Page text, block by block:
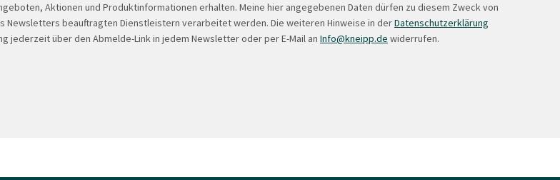
Aktionen und Produktinformationen erhalten. Meine hier angegebenen Daten dürfen zu diesem Zweck von
Newsletters beauftragten Dienstleistern verarbeitet werden. Die weiteren Hinweise in derDatenschutzerklärung
jederzeit über den Abmelde-Link in jedem Newsletter oder per E-Mail an Info@kneipp.de widerrufen.